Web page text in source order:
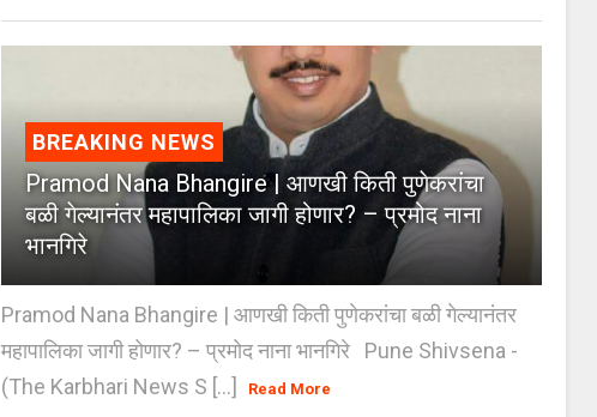
BREAKING NEWS
Pramod Nana Bhangire | आणखी किती पुणेकरांचा
बळी गेल्यानंतर महापालिका जागी होणार? – प्रमोद नाना
भानगिरे
Pramod Nana Bhangire | आणखी किती पुणेकरांचा बळी गेल्यानंतर
महापालिका जागी होणार? – प्रमोद नाना भानगिरे Pune Shivsena -
(The Karbhari News S [...]
Read More